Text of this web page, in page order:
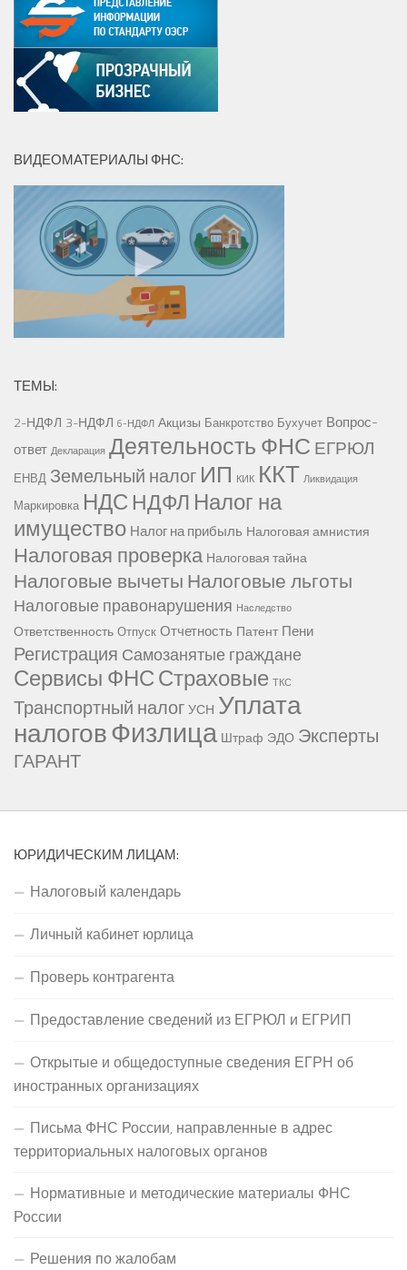
ВИДЕОМАТЕРИАЛЫ ФНС:
ТЕМЫ:
2-НДФЛ 3-НДФЛ 6-НДФЛ Акцизы Банкротство Бухучет Вопрос-
ответ Декларация Деятельность ФНС ЕГРЮЛ
ЕНВД Земельный налог ИП КИК ККТ Ликвидация
Маркировка НДС НДФЛ Налог на
имущество Налог на прибыль Налоговая амнистия
Налоговая проверка Налоговая тайна
Налоговые вычетыНалоговые льготы
Налоговые правонарушения Наследство
Ответственность Отпуск Отчетность Патент Пени
Регистрация Самозанятые граждане
Сервисы ФНССтраховые ТКС
Транспортный налогУСН Уплата
налоговФизлица Штраф ЭДО Эксперты
ГАРАНТ
ЮРИДИЧЕСКИМ ЛИЦАМ:
Налоговый календарь
Личный кабинет юрлица
Проверь контрагента
Предоставление сведений из ЕГРЮЛ и ЕГРИП
Открытые и общедоступные сведения ЕГРН об
иностранных организациях
Письма ФНС России, направленные в адрес
территориальных налоговых органов
Нормативные и методические материалы ФНС
России
Решения по жалобам